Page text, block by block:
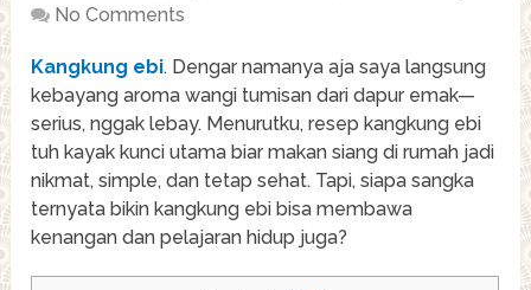
No Comments
Kangkung ebi. Dengar namanya aja saya langsung
kebayang aroma wangi tumisan dari dapur emak—
serius, nggak lebay. Menurutku, resep kangkung ebi
tuh kayak kunci utama biar makan siang di rumah jadi
nikmat, simple, dan tetap sehat. Tapi, siapa sangka
ternyata bikin kangkung ebi bisa membawa
kenangan dan pelajaran hidup juga?